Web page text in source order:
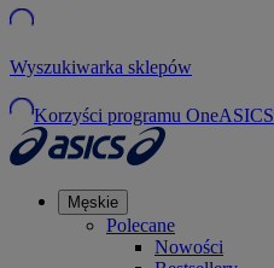
Wyszukiwarka sklepów
Korzyści programu OneASICS
Męskie
Polecane
Nowości